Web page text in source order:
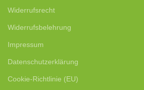
Widerrufsrecht
Widerrufsbelehrung
Impressum
Datenschutzerklärung
Cookie-Richtlinie (EU)